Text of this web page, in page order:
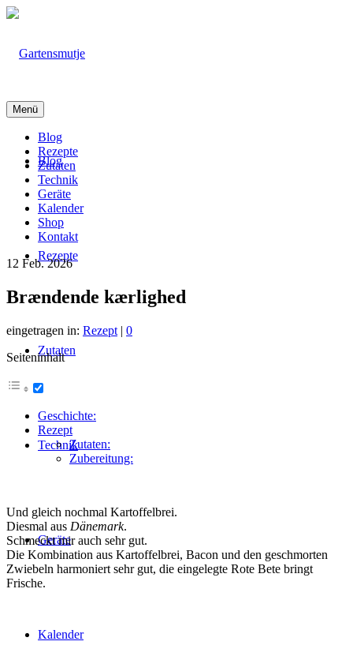
Blog
Rezepte
Zutaten
Technik
Geräte
Kalender
Menü
Blog
Rezepte
Zutaten
Technik
Geräte
Kalender
Shop
Kontakt
12 Feb. 2026
Brændende kærlighed
eingetragen in: Rezept | 0
Seiteninhalt
Geschichte:
Rezept
Zutaten:
Zubereitung:
Und gleich nochmal Kartoffelbrei.
Diesmal aus Dänemark.
Schmeckt mir auch sehr gut.
Die Kombination aus Kartoffelbrei, Bacon und den geschmorten
Zwiebeln harmoniert sehr gut, die eingelegte Rote Bete bringt
Frische.